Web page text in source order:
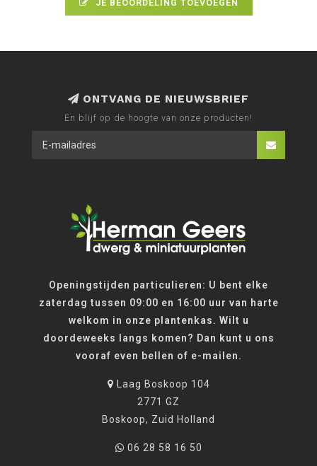
JE BEOORDELING TOEVOEGEN
ONTVANG DE NIEUWSBRIEF
En blijf op de hoogte van onze producten!
Openingstijden particulieren: U bent elke
zaterdag tussen 09:00 en 16:00 uur van harte
welkom in onze plantenkas. Wilt u
doordeweeks langs komen? Dan kunt u ons
vooraf even bellen of e-mailen.
Laag Boskoop 104
2771 GZ
Boskoop, Zuid Holland
06 28 58 16 50